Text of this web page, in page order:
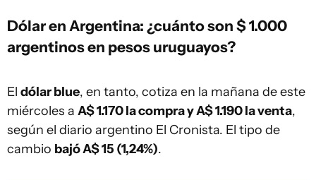
Dólar en Argentina: ¿cuánto son $ 1.000
argentinos en pesos uruguayos?
El dólar blue, en tanto, cotiza en la mañana de este
miércoles a A$ 1.170 la compra y A$ 1.190 la venta,
según el diario argentino El Cronista. El tipo de
cambio bajó A$ 15 (1,24%).